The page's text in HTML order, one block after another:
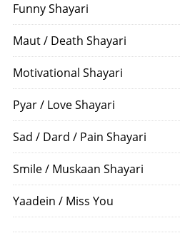
Funny Shayari
Maut / Death Shayari
Motivational Shayari
Pyar / Love Shayari
Sad / Dard / Pain Shayari
Smile / Muskaan Shayari
Yaadein / Miss You